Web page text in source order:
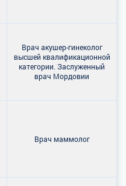
Врач акушер-гинеколог
высшей квалификационной
категории. Заслуженный
врач Мордовии
Врач маммолог